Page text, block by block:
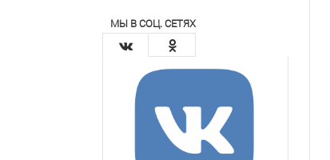
МЫ В СОЦ. СЕТЯХ